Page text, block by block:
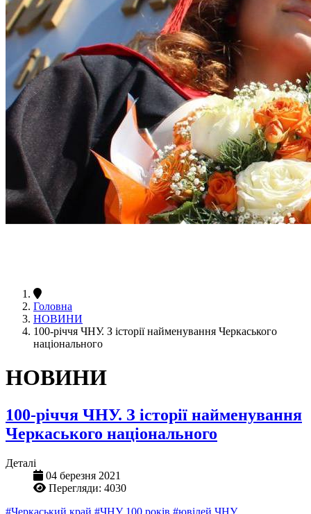
Головна
НОВИНИ
100-річчя ЧНУ. З історії найменування Черкаського
національного
НОВИНИ
100-річчя ЧНУ. З історії найменування
Черкаського національного
Деталі
04 березня 2021
Перегляди: 4030
#Черкаський край #ЧНУ 100 років #ювілей ЧНУ